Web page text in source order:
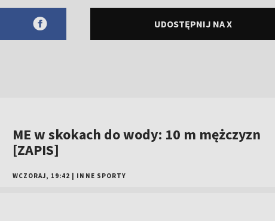
UDOSTĘPNIJ NA X
ME w skokach do wody: 10 m mężczyzn
[ZAPIS]
WCZORAJ, 19:42 INNE SPORTY